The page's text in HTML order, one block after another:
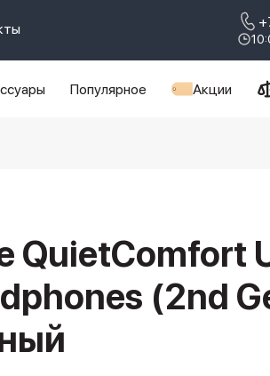
Популярное Акции
QuietComfort
(2nd